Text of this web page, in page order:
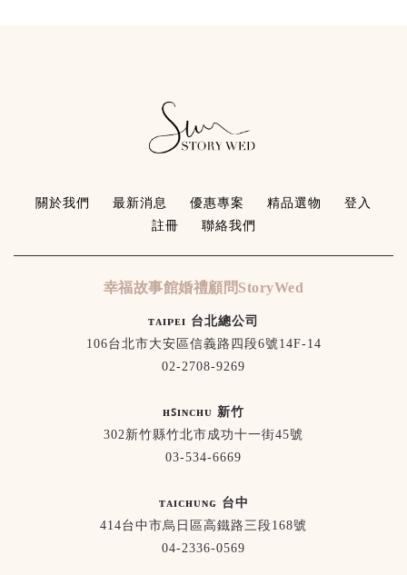
關於我們 最新消息 優惠專案 精品選物
登入
註冊
聯絡我們
幸福故事館婚禮顧問StoryWed
ᴛᴀɪᴘᴇɪ 台北總公司
106台北市大安區信義路四段6號14F-14
02-2708-9269
ʜꜱɪɴᴄʜᴜ 新竹
302新竹縣竹北市成功十一街45號
03-534-6669
ᴛᴀɪᴄʜᴜɴɢ 台中
414台中市烏日區高鐵路三段168號
04-2336-0569